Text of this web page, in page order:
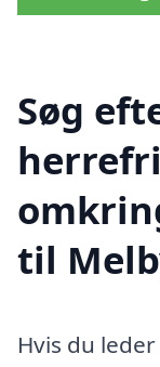
Søg
til
Hvis du